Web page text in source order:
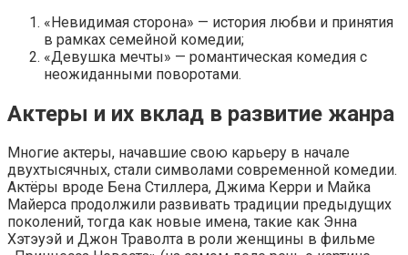
«Невидимая сторона» — история любви и принятия
в рамках семейной комедии;
«Девушка мечты» — романтическая комедия с
неожиданными поворотами.
Актеры и их вклад в развитие жанра
Многие актеры, начавшие свою карьеру в начале
двухтысячных, стали символами современной комедии.
Актёры вроде Бена Стиллера, Джима Керри и Майка
Майерса продолжили развивать традиции предыдущих
поколений, тогда как новые имена, такие как Энна
Хэтэуэй и Джон Траволта в роли женщины в фильме